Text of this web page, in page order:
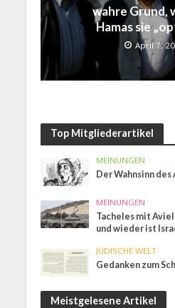
wahre Grund,
Hamas sie
April 7,
Top Mitgliederartikel
MEINUNGEN
Der Wahnsinn
MEINUNGEN
Tacheles mit
und wieder ist
JÜDISCHE WELT
Gedanken zum
Meistgelesene Artikel